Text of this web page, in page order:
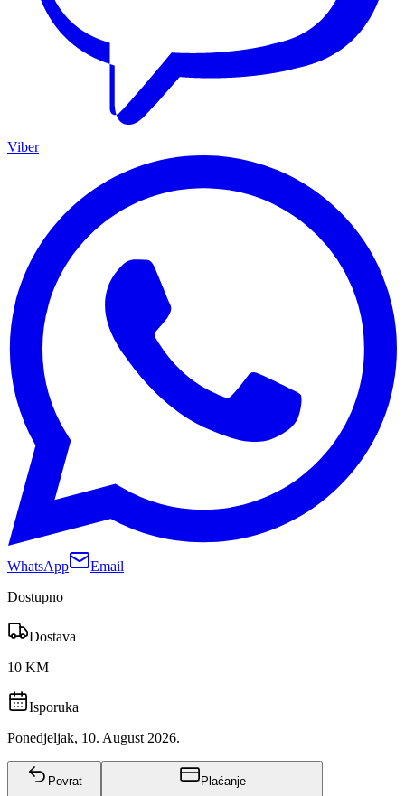
Viber
WhatsApp
Email
Dostupno
Dostava
10 KM
Isporuka
Ponedjeljak, 10. August 2026.
Povrat
Plaćanje